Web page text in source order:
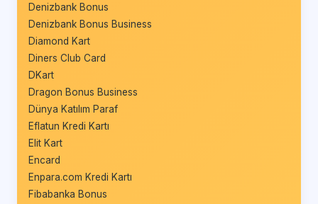
Denizbank Bonus
Denizbank Bonus Business
Diamond Kart
Diners Club Card
DKart
Dragon Bonus Business
Dünya Katılım Paraf
Eflatun Kredi Kartı
Elit Kart
Encard
Enpara.com Kredi Kartı
Fibabanka Bonus